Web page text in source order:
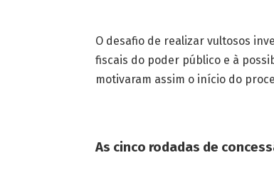
O desafio de realizar vultosos
fiscais do poder público e à
motivaram assim o início do
As cinco rodadas de